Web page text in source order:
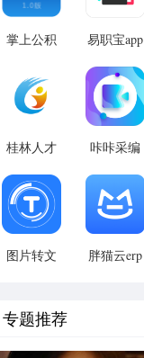
掌上公积
积金查询)
V1.0.0 安
卓版
易职宝app
桂林人才
咔咔采编
图片转文
胖猫云erp
专题推荐